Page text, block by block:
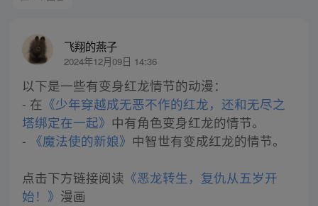
飞翔的燕子
2024年12月09日 14:36
以下是一些有变身红龙情节的动漫：
- 在 《少年穿越成无恶不作的红龙，还和无尽之
塔绑定在一起》 中有角色变身红龙的情节。
- 《魔法使的新娘》 中智世有变成红龙的情节。
点击下方链接阅读 《恶龙转生，复仇从五岁开
始！》 漫画